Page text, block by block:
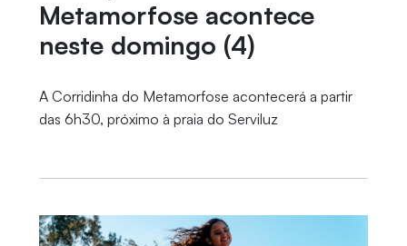
Metamorfose acontece
neste domingo (4)
A Corridinha do Metamorfose acontecerá a partir
das 6h30, próximo à praia do Serviluz